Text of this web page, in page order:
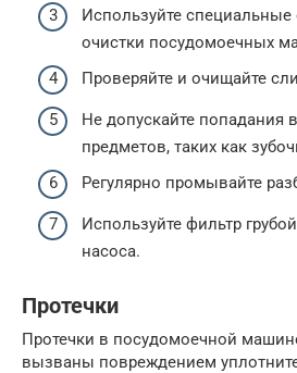
Используйте специальные
очистки посудомоечных
Проверяйте и очищайте
Не допускайте попадания
предметов, таких как
Регулярно промывайте
Используйте фильтр
насоса.
Протечки
Протечки в посудомоечной
вызваны повреждением